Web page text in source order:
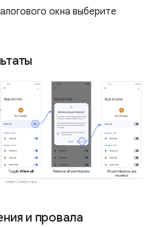
окна выберите
и провала